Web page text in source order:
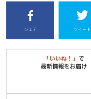
シェア ツイート
「いいね！」 で
最新情報をお届け